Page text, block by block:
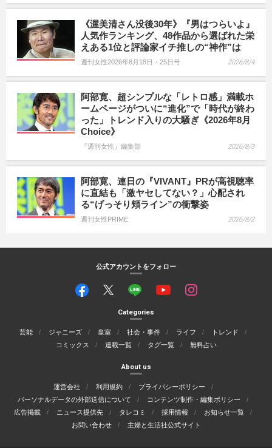
《渥美清さん没後30年》『男はつらいよ』
人気作ランキング、48作品から選ばれた栄
えある1位と評論家イチ推しの“神作”は
週刊女性2026年8月18日・25日号 2026/8/4
阿部寛、超シンプルな「レトロ感」満載ホ
ームページがついに“進化”で「時代が終わ
った」トレンド入りの大騒ぎ《2026年8月
Choice》
『週刊女性』編集部 2026/8/3
阿部寛、連日の『VIVANT』PRが高視聴率
に直結も「激ヤセしてない？」心配され
る“げっそり頬ライン”の衝撃姿
週刊女性PRIME 2026/8/2
公式アカウントをフォロー
Categories
芸能 ジャニーズ 皇室 社会・事件 ライフ
トレンド
コミックス
連載一覧 タグ一覧 無料占い
About us
運営会社 利用規約
プライバシーポリシー
パーソナルデータの外部送信について
コンテンツ制作・編集ポリシー
広告掲載
ニュース提供先 タレコミ 採用情報
お知らせ一覧
お問い合わせ
主婦と生活社公式サイト